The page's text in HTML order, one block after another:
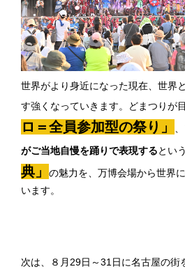
世界がより身近になった現在、世界
す強くなっていきます。どまつりが
ロ＝全員参加型の祭り」
がご当地自慢を踊りで表現するという
典」
の魅力を、万博会場から世界
います。
次は、８月29日～31日に名古屋の街